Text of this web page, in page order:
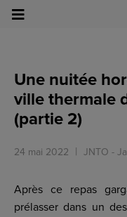
Une nuitée
ville thermale
(partie 2)
24 mai 2022 JNTO -
Après ce repas
prélasser dans un